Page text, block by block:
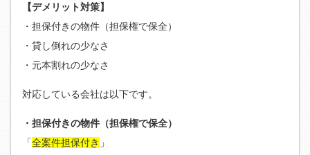
【デメリット対策】
・担保付きの物件（担保権で保全）
・貸し倒れの少なさ
・元本割れの少なさ
対応している会社は以下です。
・担保付きの物件（担保権で保全）
「全案件担保付き 」